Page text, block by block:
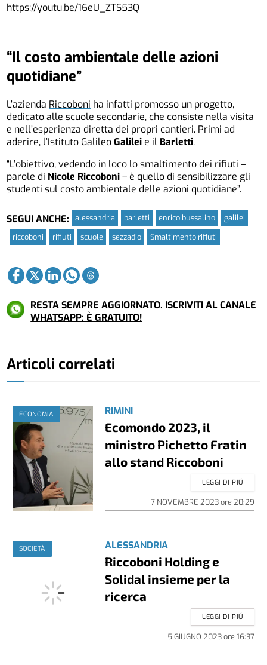
https://youtu.be/16eU_ZTS53Q
“Il costo ambientale delle azioni
quotidiane”
L’azienda Riccoboni ha infatti promosso un progetto,
dedicato alle scuole secondarie, che consiste nella visita
e nell’esperienza diretta dei propri cantieri. Primi ad
aderire, l’Istituto GalileoGalilei e il Barletti.
“L’obiettivo, vedendo in loco lo smaltimento dei rifiuti –
parole di Nicole Riccoboni– è quello di sensibilizzare gli
studenti sul costo ambientale delle azioni quotidiane”.
SEGUI ANCHE: alessandria barletti enrico bussalino
galilei
riccoboni
rifiuti scuole sezzadio Smaltimento rifiuti
RESTA SEMPRE AGGIORNATO. ISCRIVITI AL CANALE
WHATSAPP: È GRATUITO!
Articoli correlati
ECONOMIA RIMINI
Ecomondo 2023, il
ministro Pichetto Fratin
allo stand Riccoboni
7 NOVEMBRE 2023ore 20:29
LEGGI DI PIÚ
SOCIETÀ ALESSANDRIA
Riccoboni Holding e
Solidal insieme per la
ricerca
5 GIUGNO 2023ore 16:37
LEGGI DI PIÚ